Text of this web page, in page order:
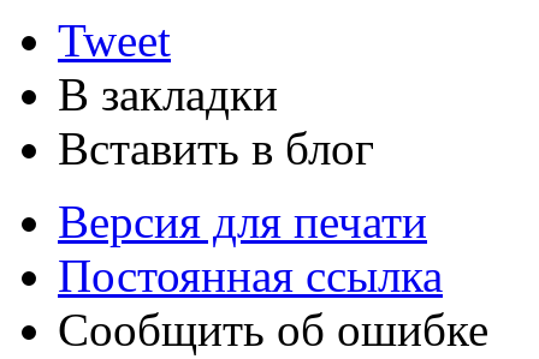
Tweet
В закладки
Вставить в блог
Версия для печати
Постоянная ссылка
Сообщить об ошибке